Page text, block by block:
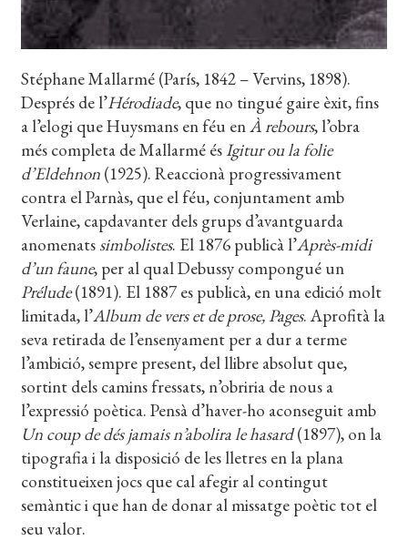
Stéphane Mallarmé (París, 1842 – Vervins, 1898).
Després de l’Hérodiade, que no tingué gaire èxit, fins
a l’elogi que Huysmans en féu enÀ rebours, l’obra
més completa de Mallarmé ésIgitur ou la folie
d’Eldehnon (1925). Reaccionà progressivament
contra el Parnàs, que el féu, conjuntament amb
Verlaine, capdavanter dels grups d’avantguarda
anomenats simbolistes. El 1876 publicà l’Après-midi
d’un faune, per al qual Debussy compongué un
Prélude(1891). El 1887 es publicà, en una edició molt
limitada, l’Album de vers et de prose, Pages. Aprofità la
seva retirada de l’ensenyament per a dur a terme
l’ambició, sempre present, del llibre absolut que,
sortint dels camins fressats, n’obriria de nous a
l’expressió poètica. Pensà d’haver-ho aconseguit amb
Un coup de dés jamais n’abolira le hasard(1897), on la
tipografia i la disposició de les lletres en la plana
constitueixen jocs que cal afegir al contingut
semàntic i que han de donar al missatge poètic tot el
seu valor.